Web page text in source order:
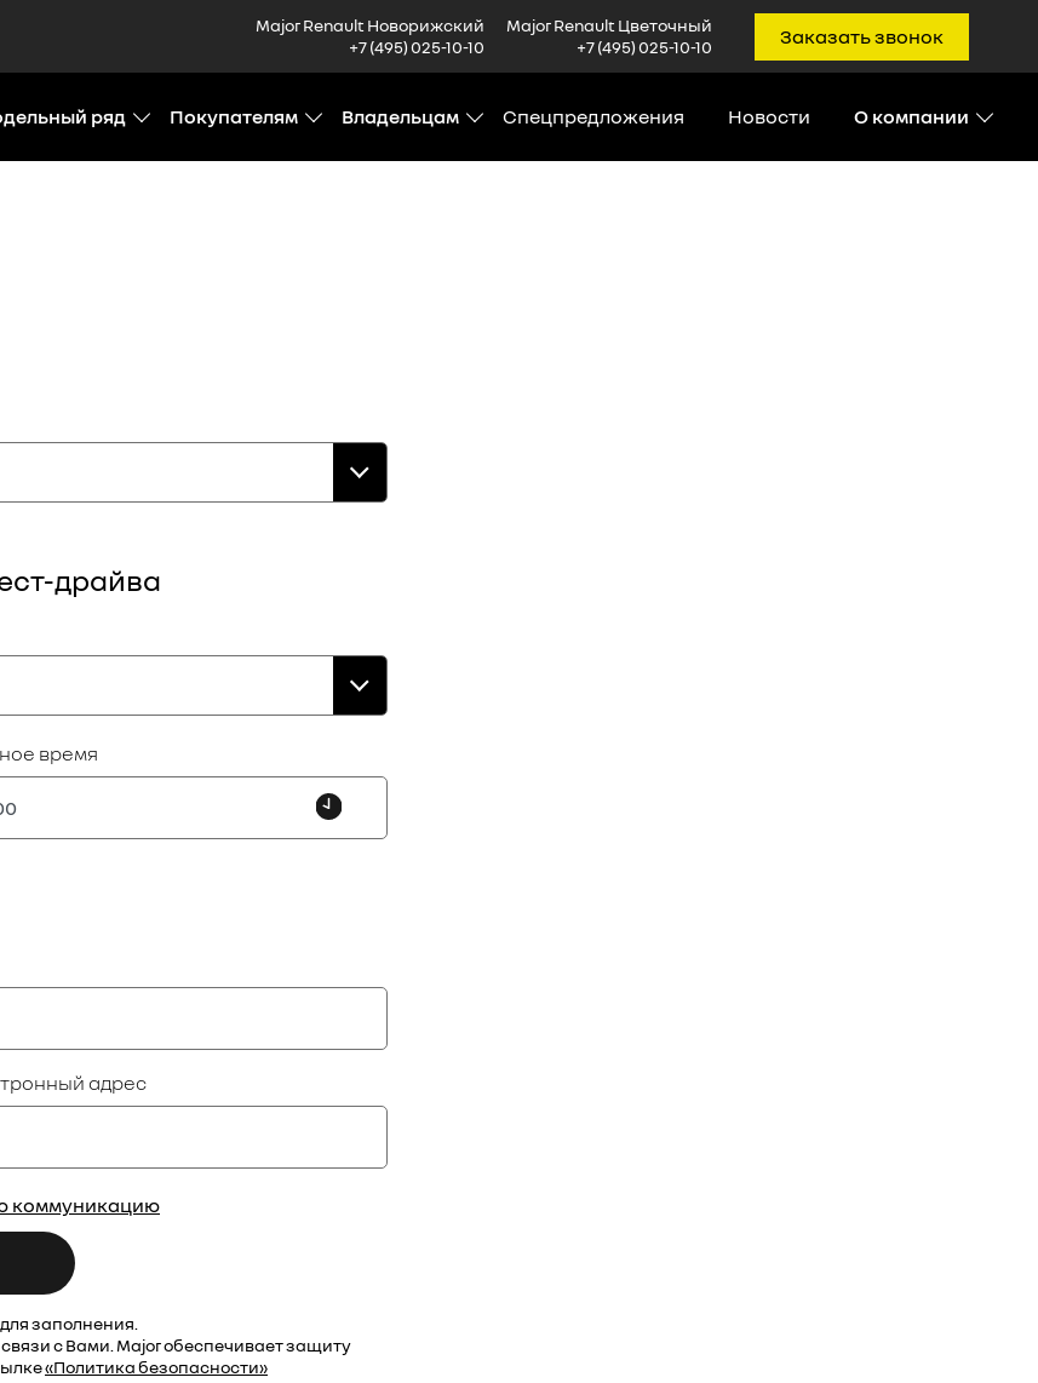
Major Renault Новорижский
+7 (495) 025-10-10
Major Renault Цветочный
+7 (495) 025-10-10
Заказать звонок
ряд Покупателям Владельцам Спецпредложения Новости О компании
драйва
время
адрес
коммуникацию
заполнения.
с Вами. Major обеспечивает защиту
«Политика безопасности»